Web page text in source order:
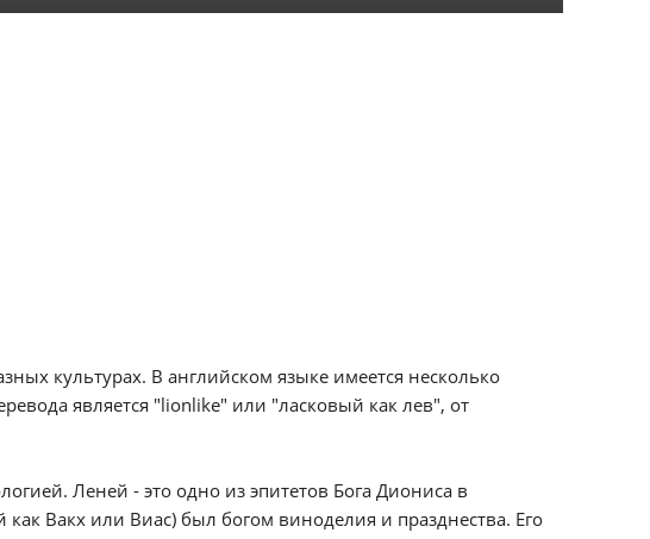
культурах. В английском языке имеется несколько
является "lionlike" или "ласковый как лев", от
Леней - это одно из эпитетов Бога Диониса в
Вакх или Виас) был богом виноделия и празднества. Его